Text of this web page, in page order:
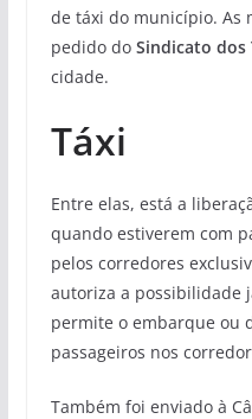
de táxi do município. As
pedido do Sindicato dos
cidade.
Táxi
Entre elas, está a
quando estiverem com
pelos corredores
autoriza a possibilidade
permite o embarque ou
passageiros nos
Também foi enviado à